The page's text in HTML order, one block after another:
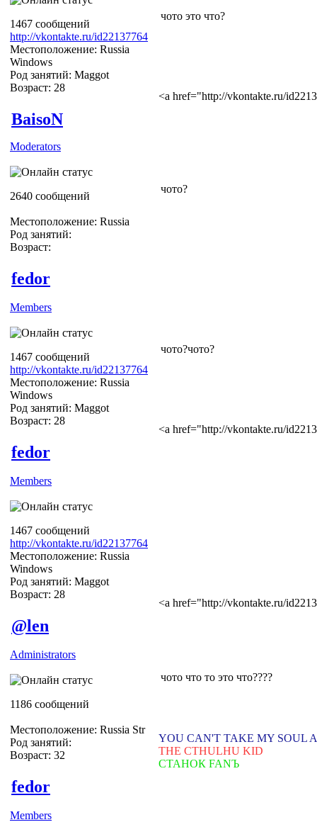
1467 сообщений
http://vkontakte.ru/id22137764
Местоположение: Russia
Windows
Род занятий: Maggot
Возраст: 28
чото это что?
<a href="http://vkontakte.ru/
BaisoN
Moderators
2640 сообщений
Местоположение: Russia
Род занятий:
Возраст:
чото?
fedor
Members
1467 сообщений
http://vkontakte.ru/id22137764
Местоположение: Russia
Windows
Род занятий: Maggot
Возраст: 28
чото?чото?
<a href="http://vkontakte.ru/
fedor
Members
1467 сообщений
http://vkontakte.ru/id22137764
Местоположение: Russia
Windows
Род занятий: Maggot
Возраст: 28
<a href="http://vkontakte.ru/
@len
Administrators
1186 сообщений
Местоположение: Russia Str
Род занятий:
Возраст: 32
чото что то это что????
YOU CAN'T TAKE MY SOUL
THE CTHULHU KID
СТАНОК FANЪ
fedor
Members